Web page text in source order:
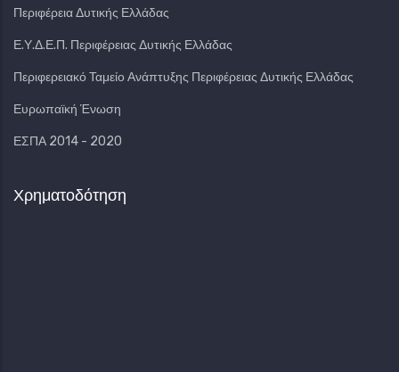
Παραλία Σκαφίδας
Παραλίες
Περιφέρεια Δυτικής Ελλάδας
Ε.Υ.Δ.Ε.Π. Περιφέρειας Δυτικής Ελλάδας
Περιφερειακό Ταμείο Ανάπτυξης Περιφέρειας Δυτικής Ελλάδας
Ευρωπαϊκή Ένωση
ΕΣΠΑ 2014 - 2020
Χρηματοδότηση